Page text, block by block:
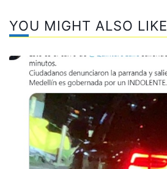
YOU MIGHT ALSO LIKE